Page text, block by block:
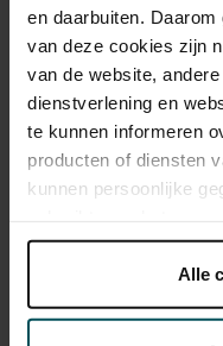
en daarbuiten.
van deze cookies zijn
van de website,
dienstverlening en
te kunnen informeren
producten of diensten
kunnen persoonlijke
onder 'aanpassen' zelf
Lees onze
Alle
As a participant of the
concert with a 50%
Drinks are included
advance via the
Prices do not